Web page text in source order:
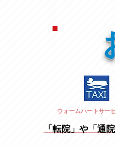
ウォームハートサー
「転院」や「通